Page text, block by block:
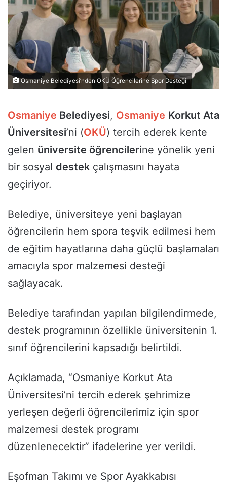
Osmaniye Belediyesi’nden OKÜ Öğrencilerine Spor Desteği
Osmaniye Belediyesi, Osmaniye Korkut Ata
Üniversitesi’ni (OKÜ) tercih ederek kente
gelen üniversite öğrencilerine yönelik yeni
bir sosyal destek çalışmasını hayata
geçiriyor.
Belediye, üniversiteye yeni başlayan
öğrencilerin hem spora teşvik edilmesi hem
de eğitim hayatlarına daha güçlü başlamaları
amacıyla spor malzemesi desteği
sağlayacak.
Belediye tarafından yapılan bilgilendirmede,
destek programının özellikle üniversitenin 1.
sınıf öğrencilerini kapsadığı belirtildi.
Açıklamada, “Osmaniye Korkut Ata
Üniversitesi’ni tercih ederek şehrimize
yerleşen değerli öğrencilerimiz için spor
malzemesi destek programı
düzenlenecektir” ifadelerine yer verildi.
Eşofman Takımı ve Spor Ayakkabısı